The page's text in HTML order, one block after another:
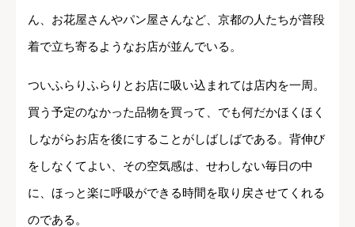
ん、お花屋さんやパン屋さんなど、京都の人たちが普段
着で立ち寄るようなお店が並んでいる。
ついふらりふらりとお店に吸い込まれては店内を一周。
買う予定のなかった品物を買って、でも何だかほくほく
しながらお店を後にすることがしばしばである。背伸び
をしなくてよい、その空気感は、せわしない毎日の中
に、ほっと楽に呼吸ができる時間を取り戻させてくれる
のである。